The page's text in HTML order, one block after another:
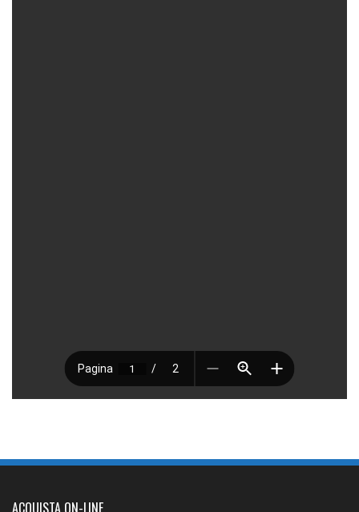
ACQUISTA ON-LINE